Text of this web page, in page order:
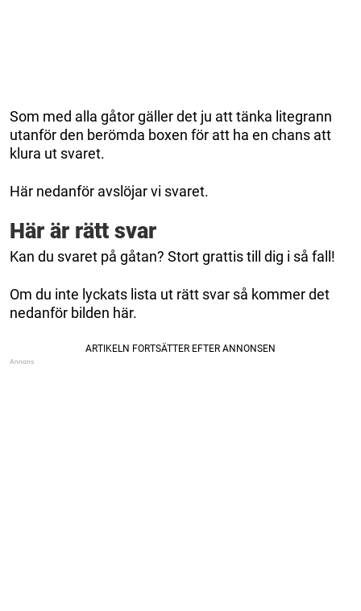
Som med alla gåtor gäller det ju att tänka litegrann
utanför den berömda boxen för att ha en chans att
klura ut svaret.
Här nedanför avslöjar vi svaret.
Här är rätt svar
Kan du svaret på gåtan? Stort grattis till dig i så fall!
Om du inte lyckats lista ut rätt svar så kommer det
nedanför bilden här.